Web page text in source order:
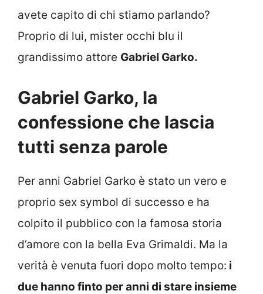
avete capito di chi stiamo parlando?
Proprio di lui, mister occhi blu il
grandissimo attore Gabriel Garko.
Gabriel Garko, la
confessione che lascia
tutti senza parole
Per anni Gabriel Garko è stato un vero e
proprio sex symbol di successo e ha
colpito il pubblico con la famosa storia
d’amore con la bella Eva Grimaldi. Ma la
verità è venuta fuori dopo molto tempo: i
due hanno finto per anni di stare insieme